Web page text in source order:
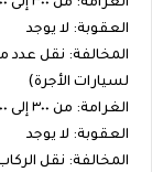
الغرامة: من ٣٠٠ إلى ١٥٠٠ جنية
العقوبة: لا يوجد
المخالفة: نقل عدد
لسيارات الأجرة)
الغرامة: من ٣٠٠ إلى ١٥٠٠ جنية
العقوبة: لا يوجد
المخالفة: نقل